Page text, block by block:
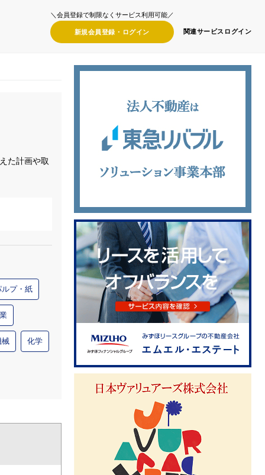
＼会員登録で制限なくサービス利用可能／
新規会員登録・ ログイン 関連サービス ログイン
た計画や取
ルプ・紙
械 化学